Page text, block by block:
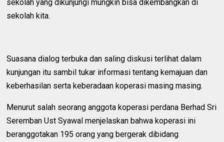
sekolah yang dikunjungi mungkin bisa dikembangkan di
sekolah kita.
‎Suasana dialog terbuka dan saling diskusi terlihat dalam
kunjungan itu sambil tukar informasi tentang kemajuan dan
keberhasilan serta keberadaan koperasi masing masing.
‎Menurut salah seorang anggota koperasi perdana Berhad Sri
Seremban Ust Syawal menjelaskan bahwa koperasi ini
beranggotakan 195 orang yang bergerak dibidang